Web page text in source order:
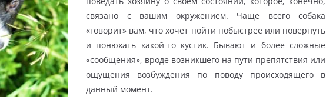
связано с вашим окружением. Чаще всего собака
«говорит» вам, что хочет пойти побыстрее или повернуть
и понюхать какой-то кустик. Бывают и более сложные
«сообщения», вроде возникшего на пути препятствия или
ощущения возбуждения по поводу происходящего в
данный момент.